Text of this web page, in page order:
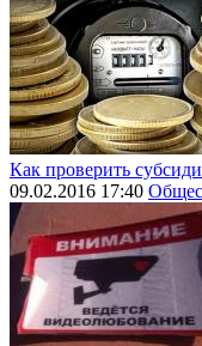
Как проверить
09.02.2016 17:40